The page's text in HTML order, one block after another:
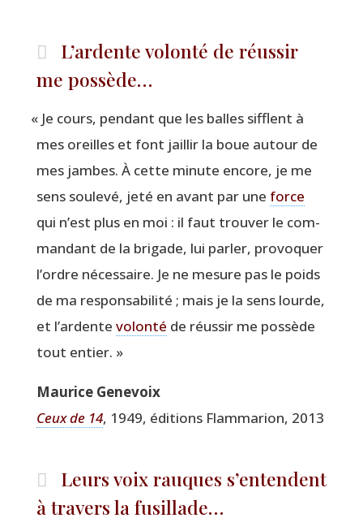
L’ardente volonté de réussir
me possède…
« Je cours, pen­dant que les balles sifflent à
mes oreilles et font jaillir la boue autour de
mes jambes. À cette minute encore, je me
sens sou­le­vé, jeté en avant par une force
qui n’est plus en moi : il faut trou­ver le com­
man­dant de la bri­gade, lui par­ler, pro­vo­quer
l’ordre néces­saire. Je ne mesure pas le poids
de ma res­pon­sa­bi­li­té ; mais je la sens lourde,
et l’ar­dente volon­té de réus­sir me pos­sède
tout entier. »
Mau­rice Genevoix
Ceux de 14, 1949, édi­tions Flam­ma­rion, 2013
Leurs voix rauques s’entendent
à travers la fusillade…